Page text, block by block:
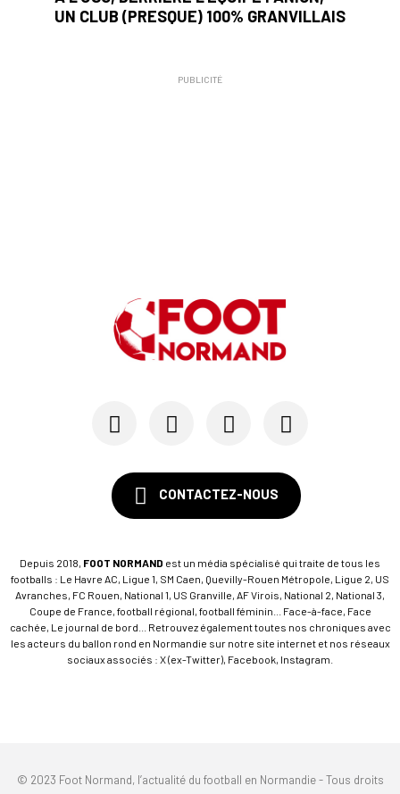
UN CLUB (PRESQUE) 100% GRANVILLAIS
PUBLICITÉ
CONTACTEZ-NOUS
Depuis 2018, FOOT NORMAND est un média spécialisé qui traite de tous les
footballs : Le Havre AC, Ligue 1, SM Caen, Quevilly-Rouen Métropole, Ligue 2, US
Avranches, FC Rouen, National 1, US Granville, AF Virois, National 2, National 3,
Coupe de France, football régional, football féminin... Face-à-face, Face
cachée, Le journal de bord... Retrouvez également toutes nos chroniques avec
les acteurs du ballon rond en Normandie sur notre site internet et nos réseaux
sociaux associés : X (ex-Twitter), Facebook, Instagram.
© 2023 Foot Normand, l’actualité du football en Normandie - Tous droits